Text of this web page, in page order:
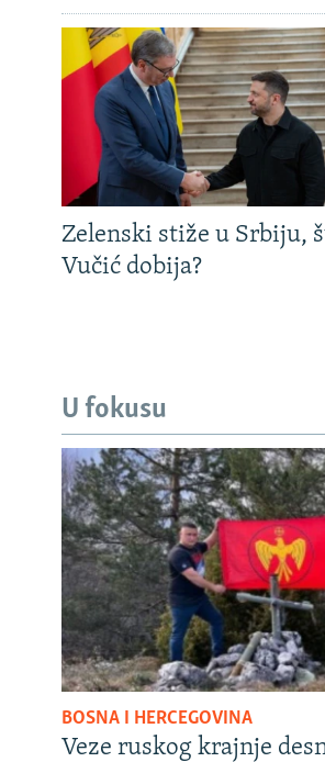
Zelenski stiže u Srbiju,
Vučić dobija?
U fokusu
BOSNA I HERCEGOVINA
Veze ruskog krajnje